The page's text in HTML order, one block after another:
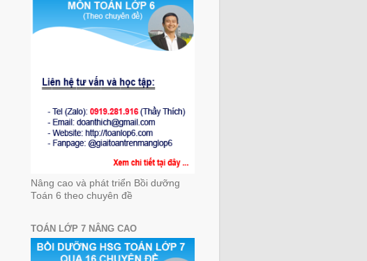
Nâng cao và phát triển Bồi dưỡng
Toán 6 theo chuyên đề
TOÁN LỚP 7 NÂNG CAO